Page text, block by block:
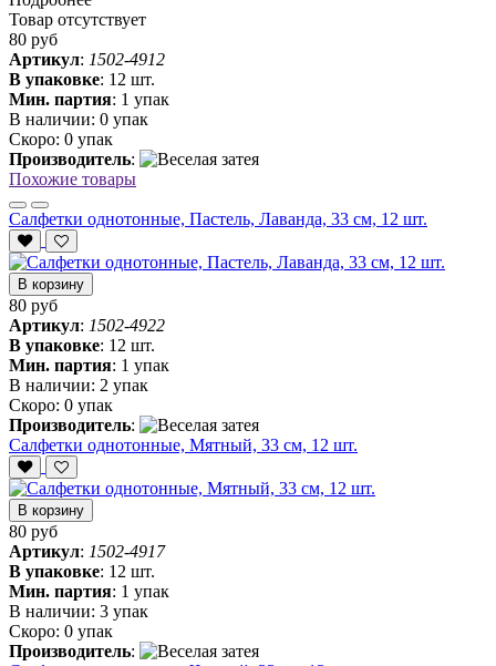
Товар отсутствует
80 руб
Артикул: 1502-4912
В упаковке: 12 шт.
Мин. партия: 1 упак
В наличии: 0 упак
Скоро: 0 упак
Производитель:
Похожие товары
Салфетки однотонные, Пастель, Лаванда, 33 см, 12 шт.
В корзину
80 руб
Артикул: 1502-4922
В упаковке: 12 шт.
Мин. партия: 1 упак
В наличии: 2 упак
Скоро: 0 упак
Производитель:
Салфетки однотонные, Мятный, 33 см, 12 шт.
В корзину
80 руб
Артикул: 1502-4917
В упаковке: 12 шт.
Мин. партия: 1 упак
В наличии: 3 упак
Скоро: 0 упак
Производитель: